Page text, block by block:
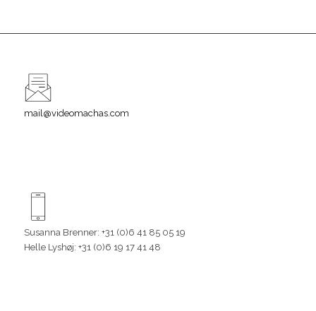
mail@videomachas.com
Susanna Brenner: +31 (0)6 41 85 05 19
Helle Lyshøj: +31 (0)6 19 17 41 48